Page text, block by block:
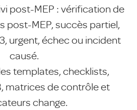
post-MEP : vérification de
post-MEP, succès partiel,
urgent, échec ou incident
causé.
templates, checklists,
matrices de contrôle et
change.